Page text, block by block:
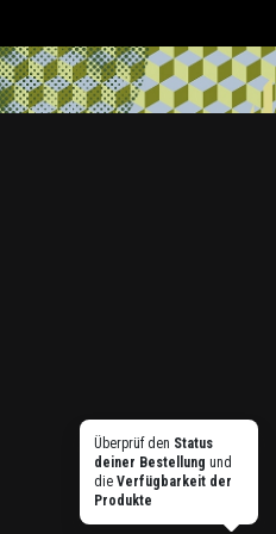
Überprüf den Status
deiner Bestellung und
die Verfügbarkeit der
Produkte